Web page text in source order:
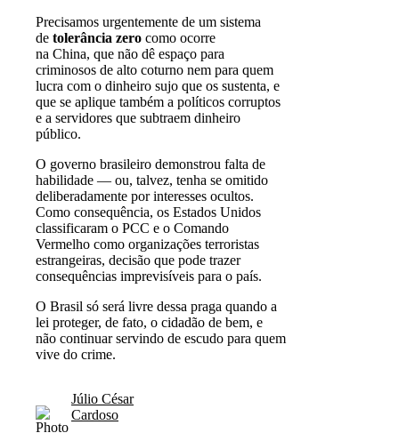
Precisamos urgentemente de um sistema
de tolerância zero como ocorre
na China, que não dê espaço para
criminosos de alto coturno nem para quem
lucra com o dinheiro sujo que os sustenta, e
que se aplique também a políticos corruptos
e a servidores que subtraem dinheiro
público.
O governo brasileiro demonstrou falta de
habilidade — ou, talvez, tenha se omitido
deliberadamente por interesses ocultos.
Como consequência, os Estados Unidos
classificaram o PCC e o Comando
Vermelho como organizações terroristas
estrangeiras, decisão que pode trazer
consequências imprevisíveis para o país.
O Brasil só será livre dessa praga quando a
lei proteger, de fato, o cidadão de bem, e
não continuar servindo de escudo para quem
vive do crime.
Júlio César
Cardoso